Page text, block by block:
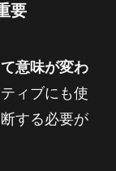
要
意味が変わ
ィブにも使
する必要が